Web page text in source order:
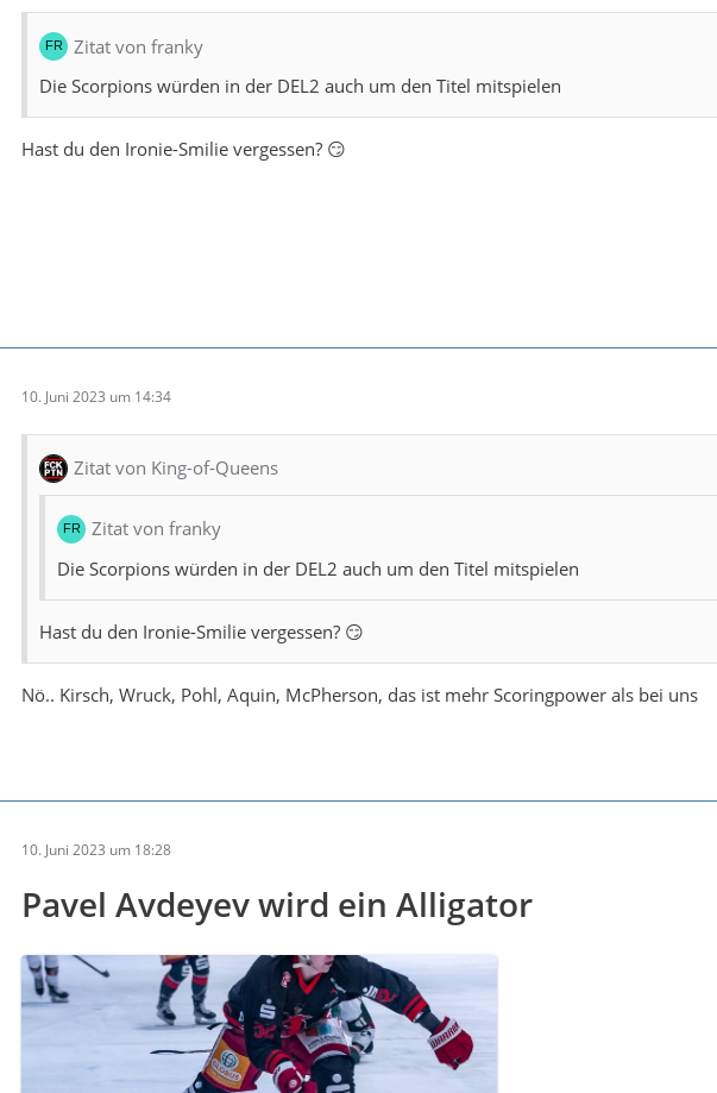
Zitat von franky
Die Scorpions würden in der DEL2 auch um den Titel mitspielen
Hast du den Ironie-Smilie vergessen? 😏
10. Juni 2023 um 14:34
Zitat von King-of-Queens
Zitat von franky
Die Scorpions würden in der DEL2 auch um den Titel mitspielen
Hast du den Ironie-Smilie vergessen? 😏
Nö.. Kirsch, Wruck, Pohl, Aquin, McPherson, das ist mehr Scoringpower als bei uns
10. Juni 2023 um 18:28
Pavel Avdeyev wird ein Alligator